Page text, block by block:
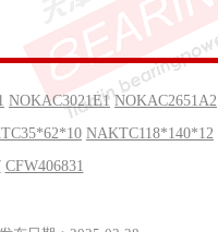
NOKAC3021E1 NOKAC2651A2
NAKTC118*140*12
CFW406831